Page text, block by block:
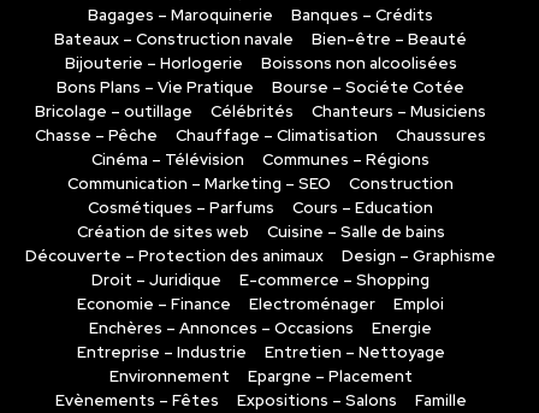
Bagages – Maroquinerie
Banques – Crédits
Bateaux – Construction navale
Bien-être – Beauté
Bijouterie – Horlogerie
Boissons non alcoolisées
Bons Plans – Vie Pratique
Bourse – Sociéte Cotée
Bricolage – outillage
Célébrités
Chanteurs – Musiciens
Chasse – Pêche
Chauffage – Climatisation
Chaussures
Cinéma – Télévision
Communes – Régions
Communication – Marketing – SEO
Construction
Cosmétiques – Parfums
Cours – Education
Création de sites web
Cuisine – Salle de bains
Découverte – Protection des animaux
Design – Graphisme
Droit – Juridique
E-commerce – Shopping
Economie – Finance
Electroménager
Emploi
Enchères – Annonces – Occasions
Energie
Entreprise – Industrie
Entretien – Nettoyage
Environnement
Epargne – Placement
Evènements – Fêtes
Expositions – Salons
Famille